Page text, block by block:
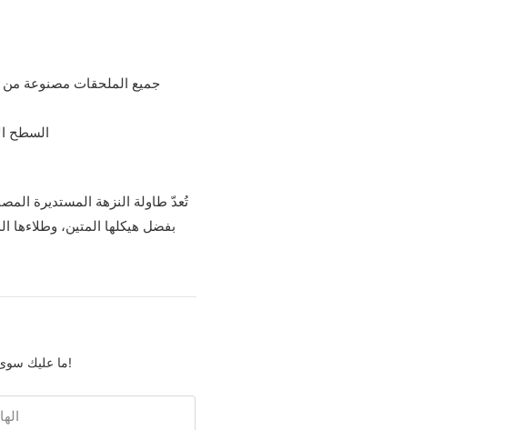
السطح
بفضل هيكلها المتين، وطلاءها
ما عليك سوى ترك بريدك الإلكتروني أو رقم هاتفك في نموذج الاتصال حتى نتمكن من إرسال عرض أسعار مجاني لمجموعتنا الواسعة من التصاميم!